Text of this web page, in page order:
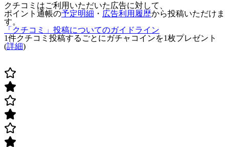
クチコミはご利用いただいた広告に対して、
ポイント通帳の予定明細 ・ 広告利用履歴から投稿いただけま
す。
「クチコミ」投稿についてのガイドライン
1件クチコミ投稿するごとに ガチャコインを1枚プレゼント
(詳細)